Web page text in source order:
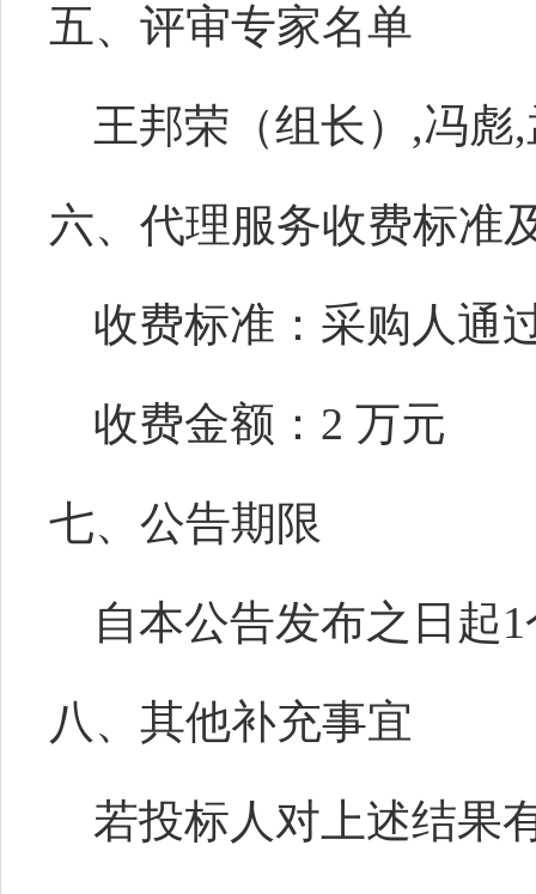
五、评审专家名单
王邦荣（组长）,冯彪
六、代理服务收费标准
收费标准：采购人通
收费金额：2 万元
七、公告期限
自本公告发布之日起1
八、其他补充事宜
若投标人对上述结果